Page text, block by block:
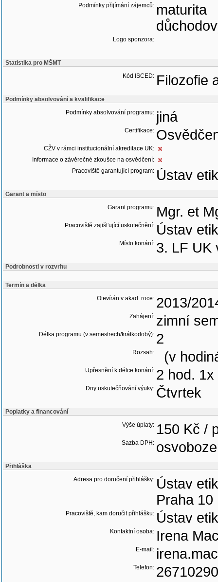
Podmínky přijímání zájemců: maturita
Logo sponzora:
Statistika pro MŠMT
Kód ISCED: Filozofie
Podmínky absolvování a kvalifikace
Podmínky absolvování programu: jiná
Certifikace:
CŽV v rámci institucionální akreditace UK:
Informace o závěrečné zkoušce na osvědčení:
Pracoviště garantující program: Ústav
Garant a místo
Garant programu: Mgr. et
Pracoviště zajišťující uskutečnění: Ústav
Místo konání: 3. LF UK
Podrobnosti v rozvrhu
Termín a délka
Otevírán v akad. roce: 2013/
Zahájení: zimní
Délka programu (v semestrech/krátkodobý): 2
Rozsah: (v
Upřesnění k délce konání: 2 hod.
Dny uskutečňování výuky: Čtvrtek
Poplatky a financování
Výše úplaty: 150 Kč /
Sazba DPH:
Přihláška
Adresa pro doručení přihlášky: Ústav
Praha 10
Pracoviště, kam doručit přihlášku: Ústav
Kontaktní osoba: Irena
E-mail:
Telefon: